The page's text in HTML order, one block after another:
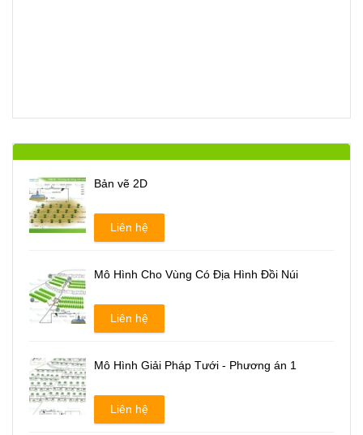
Bản vẽ 2D
Liên hệ
Mô Hình Cho Vùng Có Địa Hình Đồi Núi
Liên hệ
Mô Hình Giải Pháp Tưới - Phương án 1
Liên hệ